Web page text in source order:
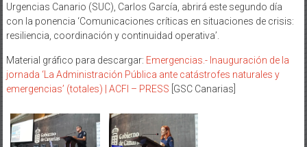
Urgencias Canario (SUC), Carlos García, abrirá este segundo día
con la ponencia ‘Comunicaciones críticas en situaciones de crisis:
resiliencia, coordinación y continuidad operativa’.
Material gráfico para descargar: Emergencias.- Inauguración de la
jornada ‘La Administración Pública ante catástrofes naturales y
emergencias’ (totales) | ACFI – PRESS [GSC Canarias]